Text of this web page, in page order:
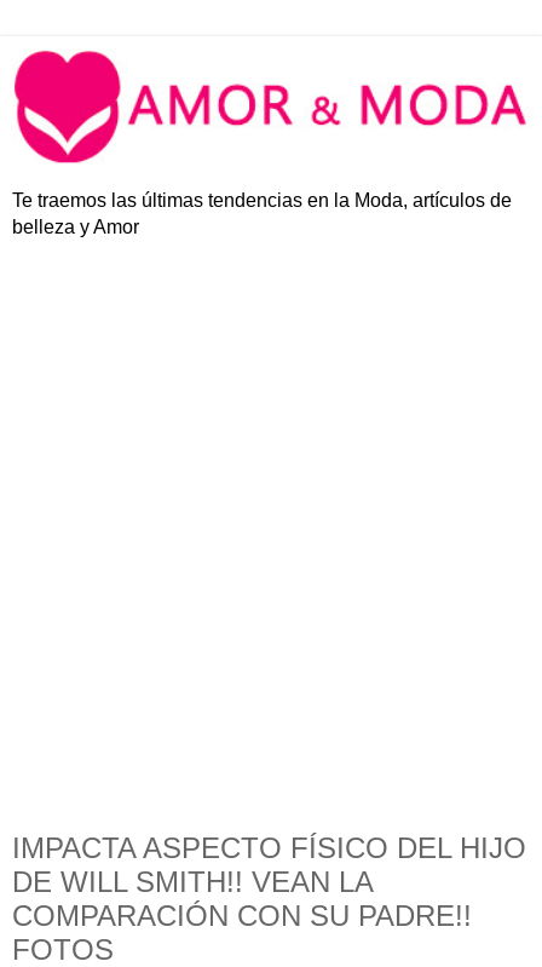
Te traemos las últimas tendencias en la Moda, artículos de
belleza y Amor
IMPACTA ASPECTO FÍSICO DEL HIJO
DE WILL SMITH!! VEAN LA
COMPARACIÓN CON SU PADRE!!
FOTOS